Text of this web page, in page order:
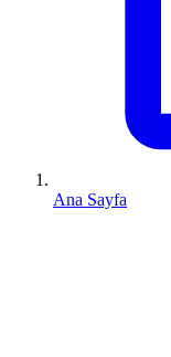
Ana Sayfa